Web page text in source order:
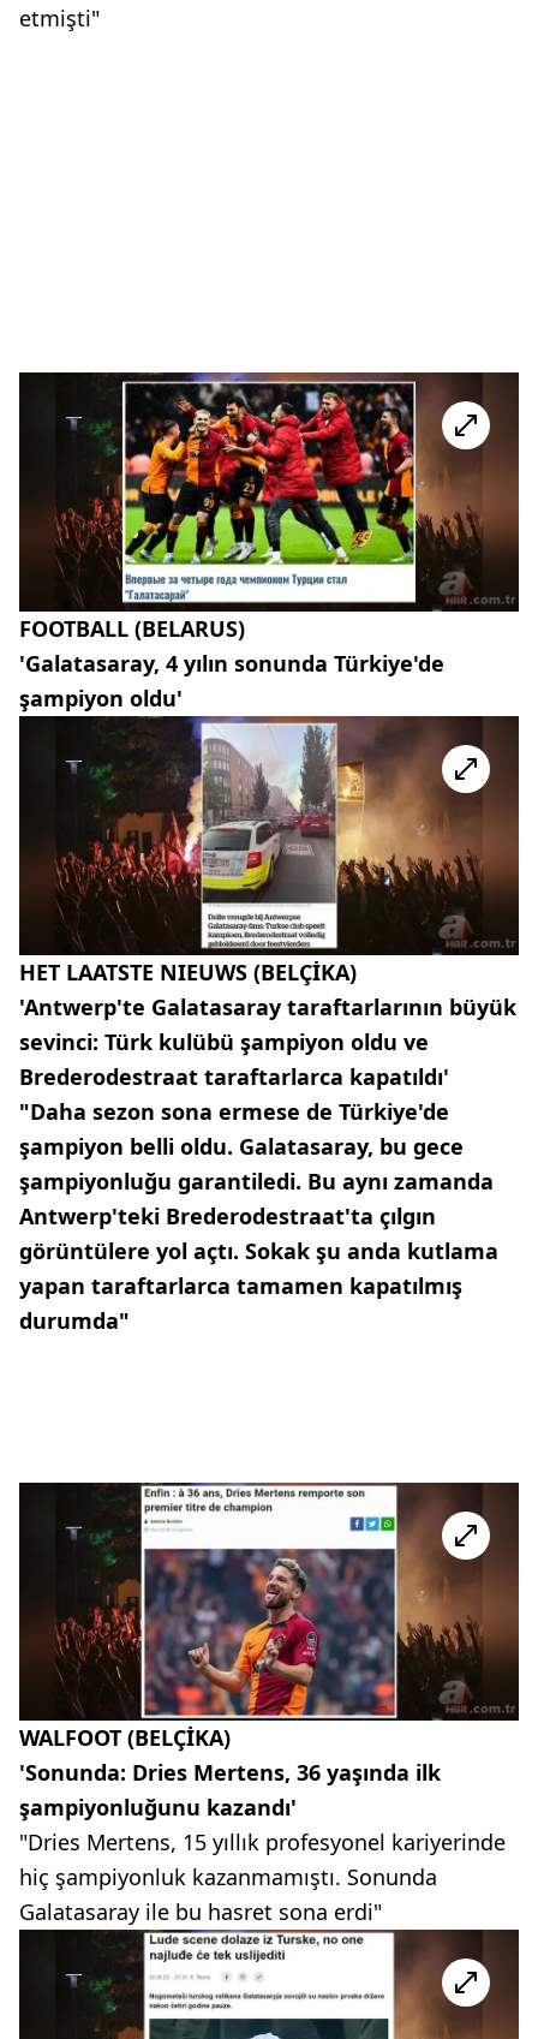
etmişti"
FOOTBALL (BELARUS)
'Galatasaray, 4 yılın sonunda Türkiye'de
şampiyon oldu'
HET LAATSTE NIEUWS (BELÇİKA)
'Antwerp'te Galatasaray taraftarlarının büyük
sevinci: Türk kulübü şampiyon oldu ve
Brederodestraat taraftarlarca kapatıldı'
"Daha sezon sona ermese de Türkiye'de
şampiyon belli oldu. Galatasaray, bu gece
şampiyonluğu garantiledi. Bu aynı zamanda
Antwerp'teki Brederodestraat'ta çılgın
görüntülere yol açtı. Sokak şu anda kutlama
yapan taraftarlarca tamamen kapatılmış
durumda"
WALFOOT (BELÇİKA)
'Sonunda: Dries Mertens, 36 yaşında ilk
şampiyonluğunu kazandı'
"Dries Mertens, 15 yıllık profesyonel kariyerinde
hiç şampiyonluk kazanmamıştı. Sonunda
Galatasaray ile bu hasret sona erdi"